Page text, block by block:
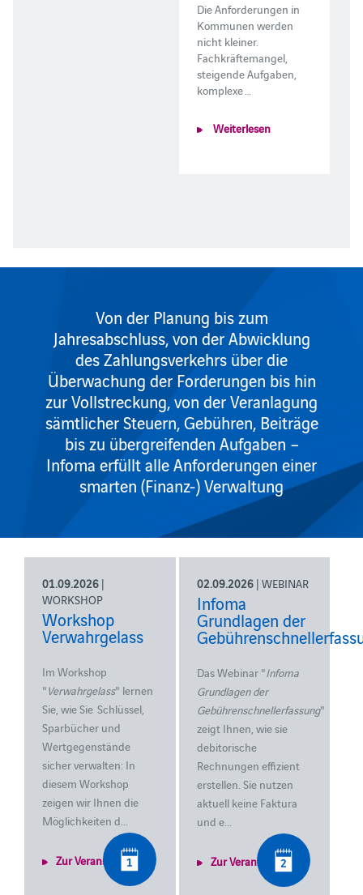
Die Anforderungen in
Kommunen werden
nicht kleiner.
Fachkräftemangel,
steigende Aufgaben,
komplexe …
Weiterlesen
Von der Planung bis zum
Jahresabschluss, von der Abwicklung
des Zahlungsverkehrs über die
Überwachung der Forderungen bis hin
zur Vollstreckung, von der Veranlagung
sämtlicher Steuern, Gebühren, Beiträge
bis zu übergreifenden Aufgaben –
Infoma erfüllt alle Anforderungen einer
smarten (Finanz-) Verwaltung
01.09.2026 |
WORKSHOP
Workshop
Verwahrgelass
Im Workshop
"Verwahrgelass" lernen
Sie, wie SieSchlüssel,
Sparbücher und
Wertgegenstände
sicher verwalten: In
diesem Workshop
zeigen wir Ihnen die
Möglichkeiten d...
Zur Veranstaltung
02.09.2026| WEBINAR
Infoma
Grundlagen der
Das Webinar "Infoma
Grundlagen der
Gebührenschnellerfassung"
zeigt Ihnen, wie sie
debitorische
Rechnungen effizient
erstellen. Sie nutzen
aktuell keine Faktura
und e...
Zur Veranstaltung